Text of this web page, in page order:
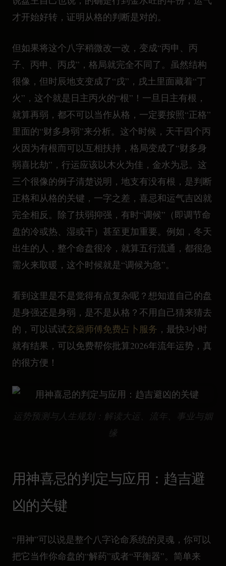
才开始好转，证明从格的判断是对的。
但如果将这个八字稍微改一改，变成“丙申、丙
子、丙申、丙戌”，格局就完全不同了。虽然结构
很像，但时辰地支变成了“戌”，戌土里面藏着“丁
火”，这个就是日主丙火的“根”！一旦日主有根，
就算再弱，都不可以当作从格，一定要按照“正格”
里面的“财多身弱”来分析。这个时候，天干四个丙
火因为有根而可以互相扶持，格局变成了“财多身
弱喜比劫”，行运应该以木火为佳，金水为忌。这
三个很像的例子清楚说明，地支有没有根，是判断
正格和从格的关键，一字之差，喜忌和运气吉凶就
完全相反。除了扶弱抑强，有时“调候”（即调节命
盘的冷或热、湿或干）甚至更加重要。例如，冬天
出生的人，整个命盘很冷，就算五行流通，都很急
需火来取暖，这个时候就是“调候为急”。
看到这里是不是觉得有点复杂呢？想知道自己的盘
是身强还是身弱，是不是从格？不用自己猜来猜去
的，可以试试玄燊师傅免费占卜服务 ，最快3小时
就有结果，可以免费帮你批算2026年流年运势，真
的很方便！
运势预测与人生规划：解读大运、流年、事业与姻
缘
用神喜忌的判定与应用：趋吉避
凶的关键
“用神”可以说是整个八字论命系统的灵魂，你可以
把它当作你命盘的“解药”或者“平衡器”。简单来